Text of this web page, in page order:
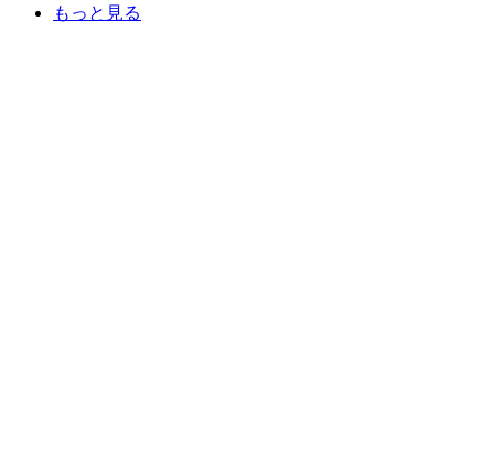
もっと見る